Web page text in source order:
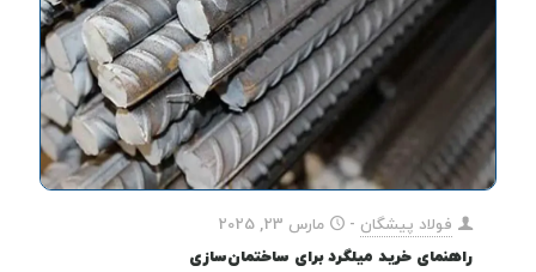
فولاد پیشگان -
مارس 23, 2025
راهنمای خرید میلگرد برای ساختمان‌سازی